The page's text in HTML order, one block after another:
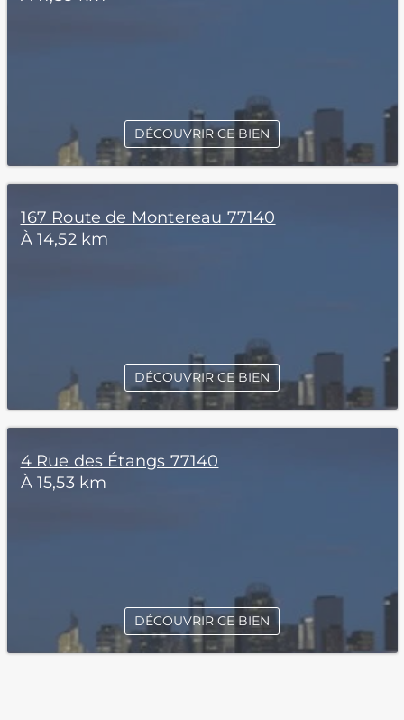
DÉCOUVRIR CE BIEN
167 Route de Montereau 77140
À 14,52 km
DÉCOUVRIR CE BIEN
4 Rue des Étangs 77140
À 15,53 km
DÉCOUVRIR CE BIEN